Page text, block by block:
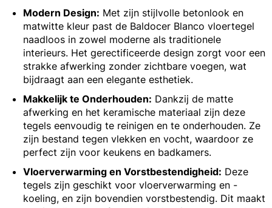
Modern Design: Met zijn stijlvolle betonlook en
matwitte kleur past de Baldocer Blanco vloertegel
naadloos in zowel moderne als traditionele
interieurs. Het gerectificeerde design zorgt voor een
strakke afwerking zonder zichtbare voegen, wat
bijdraagt aan een elegante esthetiek.
Makkelijk te Onderhouden: Dankzij de matte
afwerking en het keramische materiaal zijn deze
tegels eenvoudig te reinigen en te onderhouden. Ze
zijn bestand tegen vlekken en vocht, waardoor ze
perfect zijn voor keukens en badkamers.
Vloerverwarming en Vorstbestendigheid: Deze
tegels zijn geschikt voor vloerverwarming en -
koeling, en zijn bovendien vorstbestendig. Dit maakt